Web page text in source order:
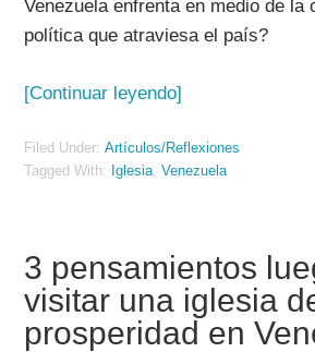
Venezuela enfrenta en medio de
política que atraviesa el país?
[Continuar leyendo]
Filed Under:Artículos/Reflexiones
Tagged With: Iglesia,Venezuela
3 pensamientos
visitar una iglesia
prosperidad en